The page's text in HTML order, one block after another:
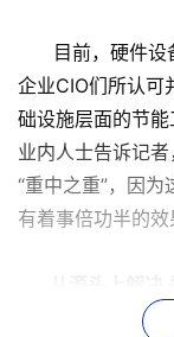
目前，硬件设
企业CIO们所认可
础设施层面的节
业内人士告诉记
“重中之重”，因
有着事倍功半的效